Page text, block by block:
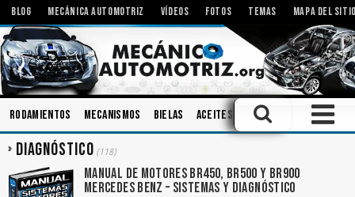
BLOG MECÁNICA AUTOMOTRIZ VÍDEOS FOTOS TEMAS MAPA DEL
Rodamientos Mecanismos Bielas Aceites Bombas Diagnóstico
DIAGNÓSTICO (118)
MANUAL DE MOTORES BR450, BR500 Y BR900
MERCEDES BENZ – SISTEMAS Y DIAGNÓSTICO